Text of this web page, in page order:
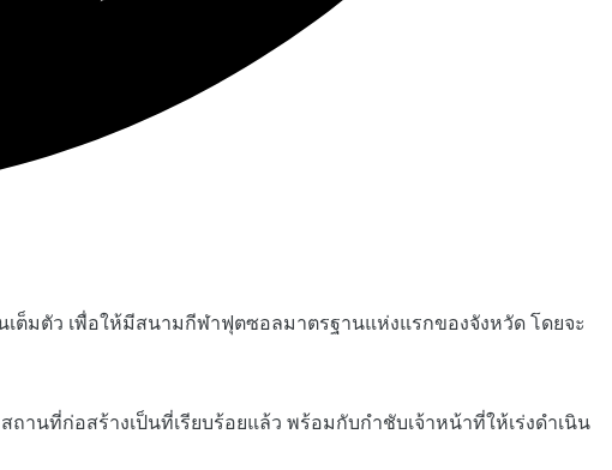
มตัว เพื่อให้มีสนามกีฬาฟุตซอลมาตรฐานแห่งแรกของจังหวัด โดยจะ
ที่ก่อสร้างเป็นที่เรียบร้อยแล้ว พร้อมกับกำชับเจ้าหน้าที่ให้เร่งดำเนิน